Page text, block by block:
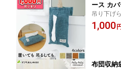
ース カ
なし 対
サンベル
吊り下げ
箱あり、
す。
1,000
布団収納